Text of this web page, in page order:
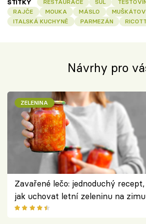
ŠTÍTKY RESTAURACE SŮL
RAJČE
MOUKA MÁSLO
ITALSKÁ KUCHYNĚ
PARMEZÁN
Návrhy pro
ZELENINA
Zavařené lečo: jednoduchý recept,
jak uchovat letní zeleninu na zimu